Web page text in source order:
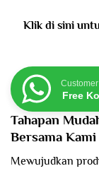
Klik di sini
Free
Tahapan
Bersama Kami
Mewujudkan